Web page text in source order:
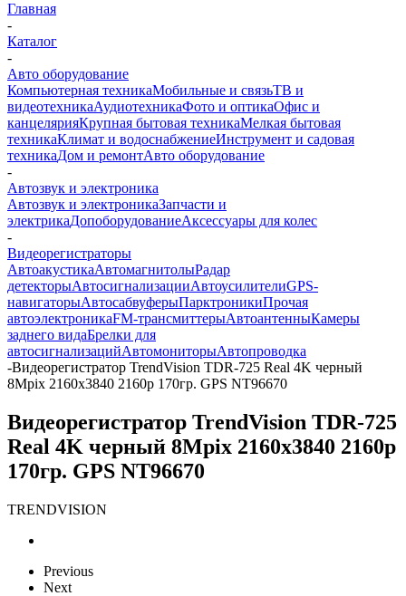
Главная
-
Каталог
-
Авто оборудование
Компьютерная техникаМобильные и связьТВ и
видеотехникаАудиотехникаФото и оптикаОфис и
канцелярияКрупная бытовая техникаМелкая бытовая
техникаКлимат и водоснабжениеИнструмент и садовая
техникаДом и ремонтАвто оборудование
-
Автозвук и электроника
Автозвук и электроникаЗапчасти и
электрикаДопоборудованиеАксессуары для колес
-
Видеорегистраторы
АвтоакустикаАвтомагнитолыРадар
детекторыАвтосигнализацииАвтоусилителиGPS-
навигаторыАвтосабвуферыПарктроникиПрочая
автоэлектроникаFM-трансмиттерыАвтоантенныКамеры
заднего видаБрелки для
автосигнализацийАвтомониторыАвтопроводка
-Видеорегистратор TrendVision TDR-725 Real 4K черный
8Mpix 2160x3840 2160p 170гр. GPS NT96670
Видеорегистратор TrendVision TDR-725
Real 4K черный 8Mpix 2160x3840 2160p
170гр. GPS NT96670
TRENDVISION
Previous
Next